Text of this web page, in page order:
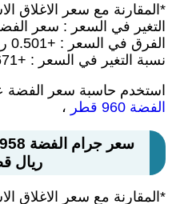
*المقارنة مع سعر الاغلاق
التغير في السعر : سعر
الفرق في السعر : +0.501 ريال قطري
نسبة التغير في السعر : +7.72671%
استخدم حاسبة سعر الفضة
الفضة 960 قطر
،
ريال
*المقارنة مع سعر الاغلاق